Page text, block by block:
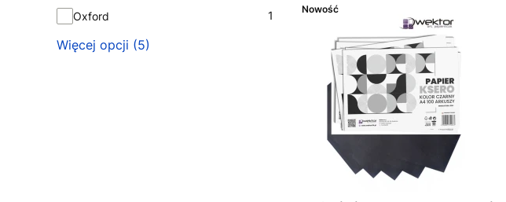
Oxford 1
Więcej opcji (5)
Nowość